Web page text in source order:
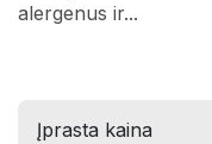
alergenus ir...
Įprasta kaina